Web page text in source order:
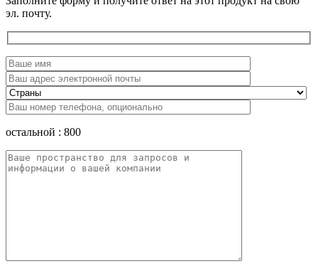
эл. почту.
остальной : 800